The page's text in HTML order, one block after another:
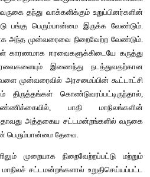
திருத்தம்,
தனித்தனியாக
50 சதவீதத்திற்கு
எண்ணிக்கை, மூன்றில் இரண்டு
நிறைவேற்றப்பட்டால்,
அனுப்பி வைக்கப்படும்.
அவையிலும் ஒரு சிறப்பு
அதிகமான